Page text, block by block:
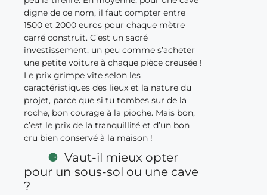
digne de ce nom, il faut compter entre
1500 et 2000 euros pour chaque mètre
carré construit. C’est un sacré
investissement, un peu comme s’acheter
une petite voiture à chaque pièce creusée !
Le prix grimpe vite selon les
caractéristiques des lieux et la nature du
projet, parce que si tu tombes sur de la
roche, bon courage à la pioche. Mais bon,
c’est le prix de la tranquillité et d’un bon
cru bien conservé à la maison !
Vaut-il mieux opter
pour un sous-sol ou une cave
?